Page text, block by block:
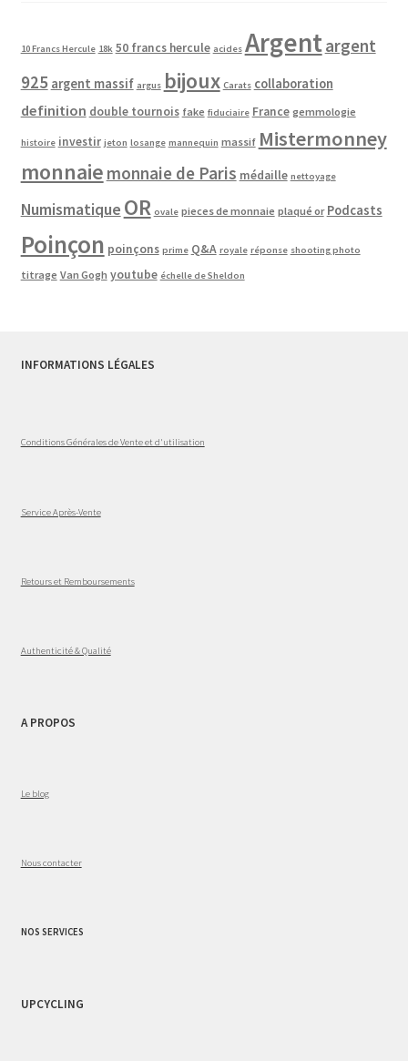
10 Francs Hercule 18k 50 francs hercule acides Argentargent
925 argent massif argus bijoux Carats collaboration
definition double tournois fake fiduciaire France gemmologie
histoire investir jeton losange mannequin massif Mistermonney
monnaie monnaie de Paris médaille nettoyage
Numismatique OR ovale pieces de monnaie plaqué or Podcasts
Poinçon poinçons prime Q&A royale réponse shooting photo
titrage Van Gogh youtube échelle de Sheldon
INFORMATIONS LÉGALES
Conditions Générales de Vente et d'utilisation
Service Après-Vente
Retours et Remboursements
Authenticité & Qualité
A PROPOS
Le blog
Nous contacter
NOS SERVICES
UPCYCLING